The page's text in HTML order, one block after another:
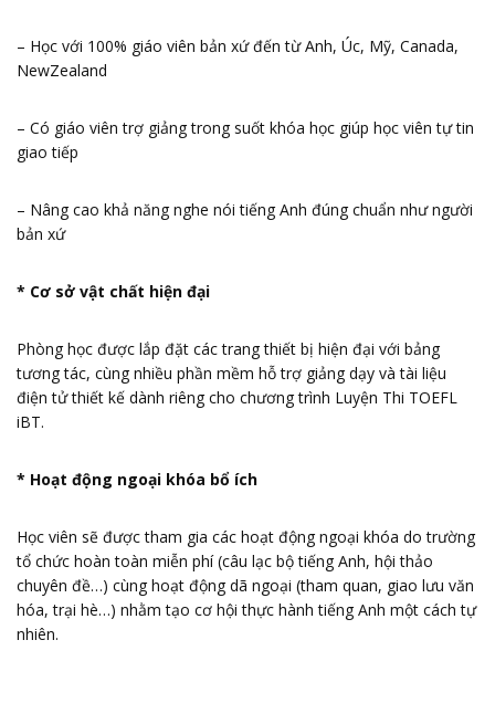
– Học với 100% giáo viên bản xứ đến từ Anh, Úc, Mỹ, Canada,
NewZealand
– Có giáo viên trợ giảng trong suốt khóa học giúp học viên tự tin
giao tiếp
– Nâng cao khả năng nghe nói tiếng Anh đúng chuẩn như người
bản xứ
* Cơ sở vật chất hiện đại
Phòng học được lắp đặt các trang thiết bị hiện đại với bảng
tương tác, cùng nhiều phần mềm hỗ trợ giảng dạy và tài liệu
điện tử thiết kế dành riêng cho chương trình Luyện Thi TOEFL
iBT.
* Hoạt động ngoại khóa bổ ích
Học viên sẽ được tham gia các hoạt động ngoại khóa do trường
tổ chức hoàn toàn miễn phí (câu lạc bộ tiếng Anh, hội thảo
chuyên đề…) cùng hoạt động dã ngoại (tham quan, giao lưu văn
hóa, trại hè…) nhằm tạo cơ hội thực hành tiếng Anh một cách tự
nhiên.